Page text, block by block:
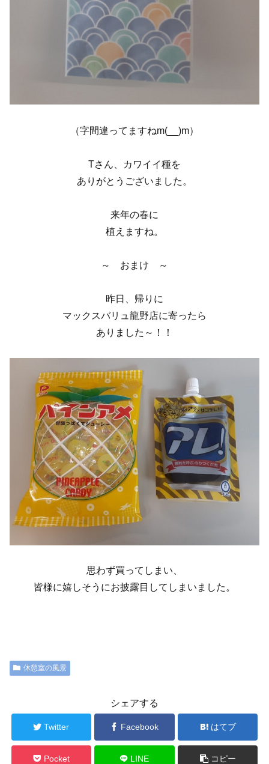
（字間違ってますねm(__)m）
Tさん、カワイイ種を
ありがとうございました。
来年の春に
植えますね。
～ おまけ ～
昨日、帰りに
マックスバリュ龍野店に寄ったら
ありました～！！
思わず買ってしまい、
皆様に嬉しそうにお披露目してしまいました。
休憩室の風景
シェアする
Twitter Facebook はてブ
Pocket LINE コピー